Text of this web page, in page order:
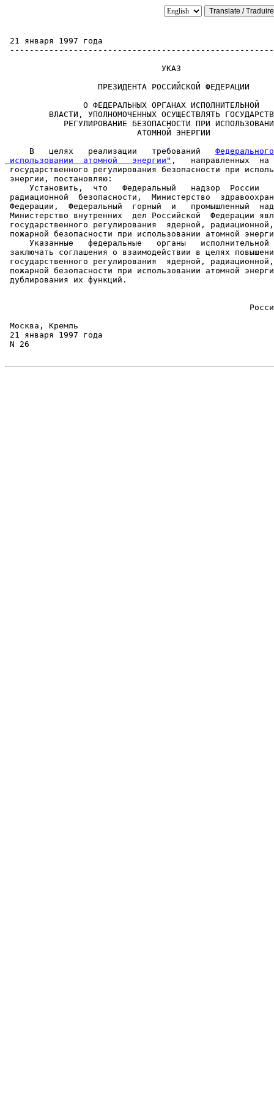
21 января 1997 года
                                УКАЗ
                   ПРЕЗИДЕНТА РОССИЙСКОЙ ФЕДЕРАЦИИ
                О ФЕДЕРАЛЬНЫХ ОРГАНАХ ИСПОЛНИТЕЛЬНОЙ
ВЛАСТИ, УПОЛНОМОЧЕННЫХ ОСУЩЕСТВЛЯТЬ
РЕГУЛИРОВАНИЕ БЕЗОПАСНОСТИ ПРИ
                           АТОМНОЙ ЭНЕРГИИ
     В   целях   реализации   требований
использовании  атомной   энергии" ,   направленных  на
государственного регулирования безопасности при
энергии, постановляю:
Установить,  что   Федеральный   надзор  России
радиационной  безопасности,  Министерство
Федерации,  Федеральный  горный  и   промышленный
Министерство внутренних  дел Российской  Федерации
государственного регулирования  ядерной,
пожарной безопасности при использовании атомной
Указанные   федеральные   органы   исполнительной
заключать соглашения о взаимодействии в целях
государственного регулирования  ядерной,
пожарной безопасности при использовании атомной
дублирования их функций.
Москва, Кремль
21 января 1997 года
N 26